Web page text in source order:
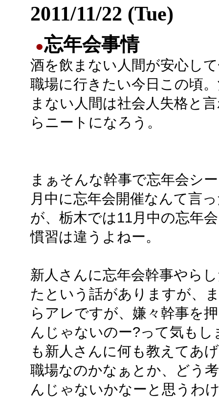
2011/11/22 (Tue)
●忘年会事情
酒を飲まない人間が安心し
職場に行きたい今日この頃
まない人間は社会人失格と
らニートになろう。
まぁそんな幹事で忘年会シ
月中に忘年会開催なんて言
が、栃木では11月中の忘年
慣習は違うよねー。
新人さんに忘年会幹事やら
たという話がありますが、
らアレですが、嫌々幹事を
んじゃないのー?って気も
も新人さんに何も教えてあ
職場なのかなぁとか、どう
んじゃないかなーと思うわ